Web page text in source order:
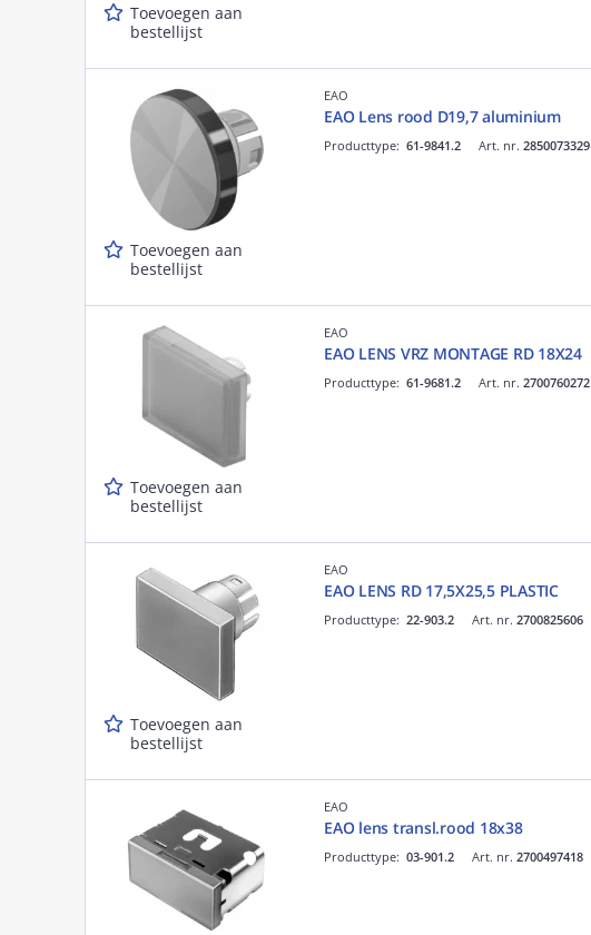
Toevoegen aan
bestellijst
Toevoegen aan
bestellijst
EAO
EAO Lens rood D19,7 aluminium
Art. nr. 2850073329
Producttype: 61-9841.2
Toevoegen aan
bestellijst
EAO
EAO LENS VRZ MONTAGE RD 18X24
Art. nr. 2700760272
Producttype: 61-9681.2
Toevoegen aan
bestellijst
EAO
EAO LENS RD 17,5X25,5 PLASTIC
Art. nr. 2700825606
Producttype: 22-903.2
EAO
EAO lens transl.rood 18x38
Art. nr. 2700497418
Producttype: 03-901.2